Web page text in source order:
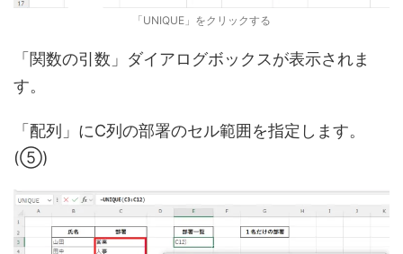
「UNIQUE」をクリックする
「関数の引数」ダイアログボックスが表示されま
す。
「配列」にC列の部署のセル範囲を指定します。
(⑤)